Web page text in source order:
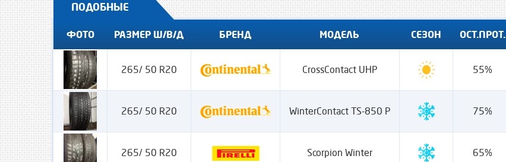
ПОДОБНЫЕ
ФОТО РАЗМЕР Ш/В/Д БРЕНД МОДЕЛЬ СЕЗОН ОСТ.ПРОТ.
265/ 50 R20 CrossContact UHP 55%
265/ 50 R20 WinterContact TS-850 P 75%
265/ 50 R20 Scorpion Winter 65%